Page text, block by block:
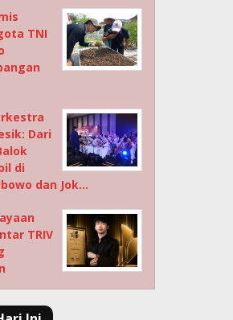
TNI
Dari
di
dan Jok…
TRIV